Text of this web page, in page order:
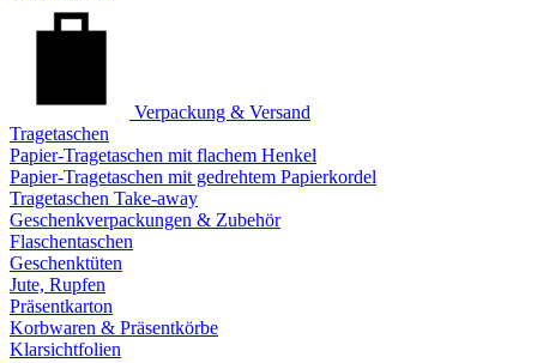
Verpackung & Versand
Tragetaschen
Papier-Tragetaschen mit flachem Henkel
Papier-Tragetaschen mit gedrehtem Papierkordel
Tragetaschen Take-away
Geschenkverpackungen & Zubehör
Flaschentaschen
Geschenktüten
Jute, Rupfen
Präsentkarton
Korbwaren & Präsentkörbe
Klarsichtfolien